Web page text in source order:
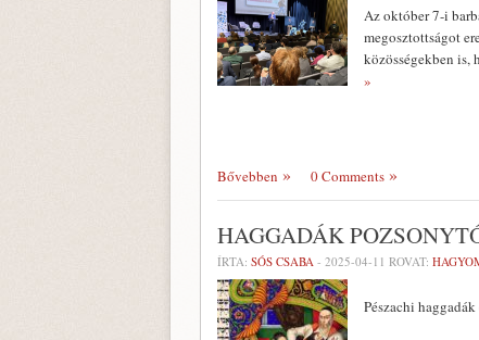
Az október 7-i
megosztottságot
közösségekben is,
»
Bővebben 0 Comments
HAGGADÁK
ÍRTA: SÓS CSABA - 2025-04-11 ROVAT:
Pészachi